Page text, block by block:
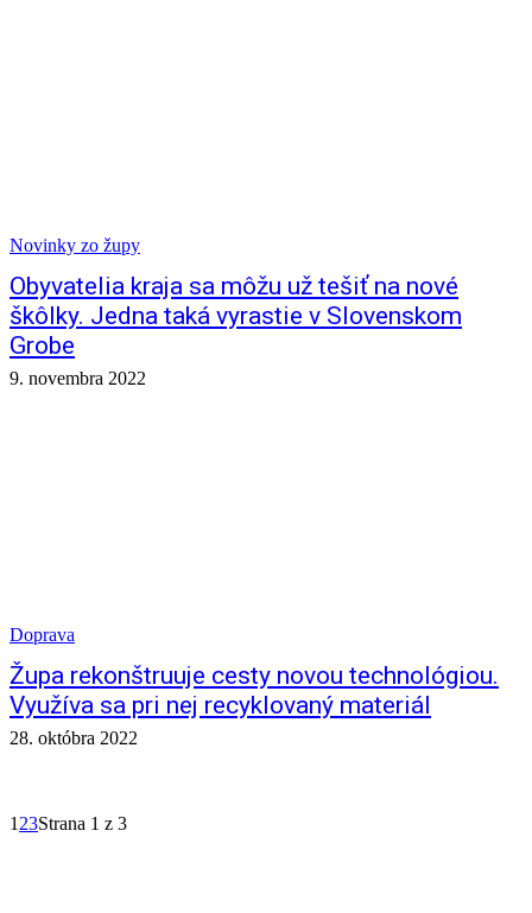
Novinky zo župy
Obyvatelia kraja sa môžu už tešiť na nové
škôlky. Jedna taká vyrastie v Slovenskom
Grobe
9. novembra 2022
Doprava
Župa rekonštruuje cesty novou technológiou.
Využíva sa pri nej recyklovaný materiál
28. októbra 2022
1 23Strana 1 z 3